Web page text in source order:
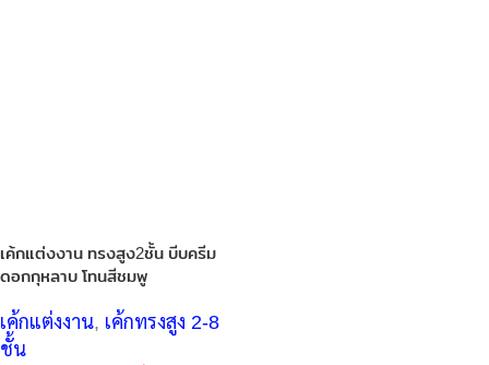
เค้กแต่งงาน ทรงสูง2ชั้น บีบครีม
ดอกกุหลาบ โทนสีชมพู
เค้กแต่งงาน, เค้กทรงสูง 2-8
ชั้น